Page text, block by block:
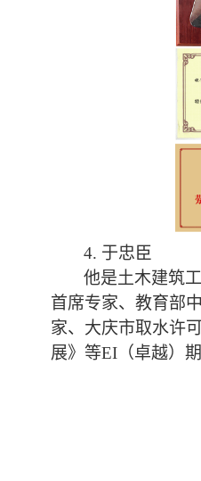
4. 于忠臣
他是土木建筑
首席专家、 教育部
家、大庆市取水许
展》等EI （卓越）